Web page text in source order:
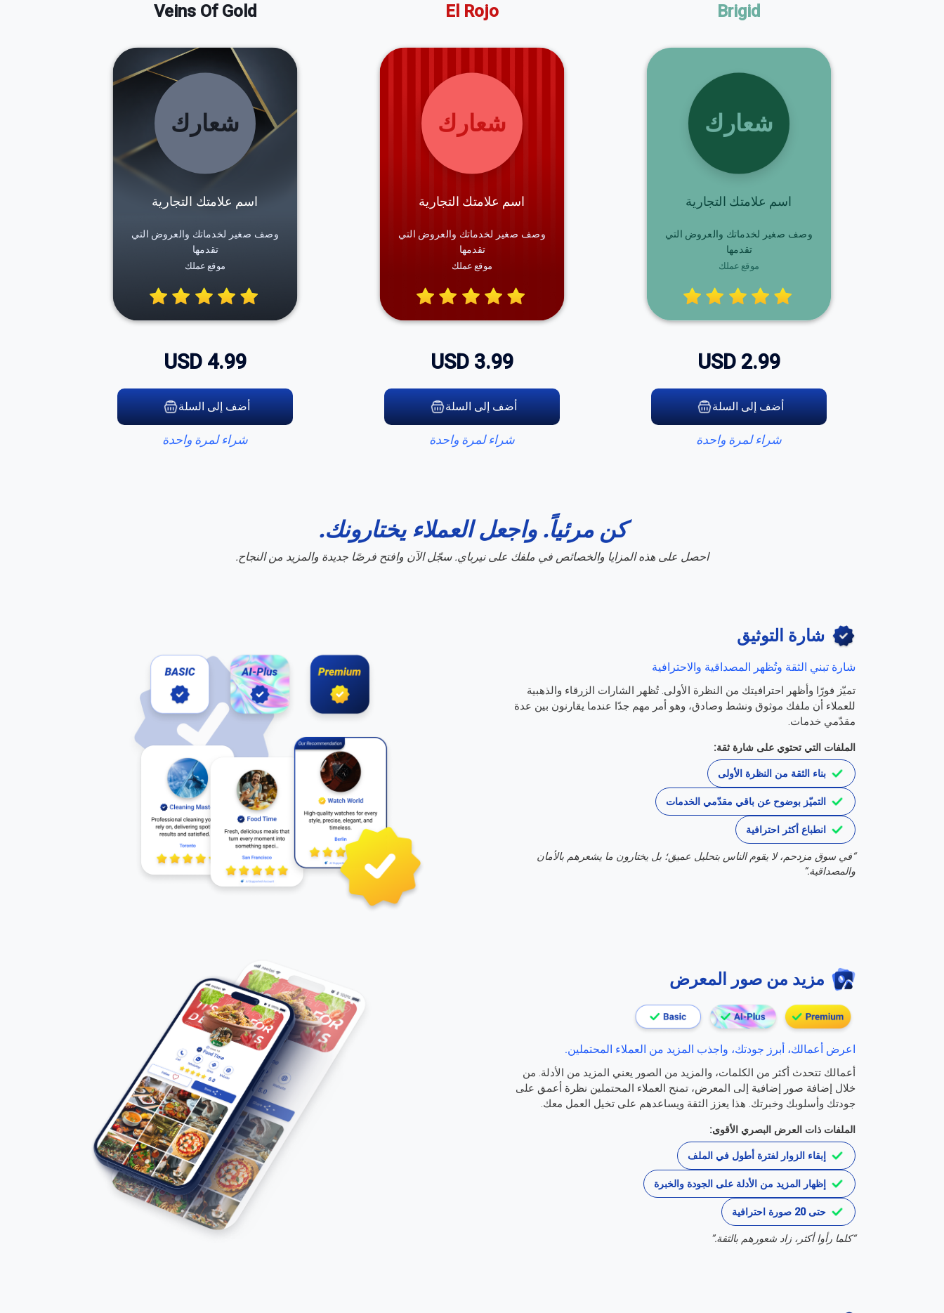
Brigid
شعارك
اسم علامتك التجارية
وصف صغير لخدماتك والعروض التي
تقدمها
موقع عملك
2.99
USD
أضف إلى السلة
شراء لمرة واحدة
El Rojo
شعارك
اسم علامتك التجارية
وصف صغير لخدماتك والعروض التي
تقدمها
موقع عملك
3.99
USD
أضف إلى السلة
شراء لمرة واحدة
Veins Of Gold
شعارك
اسم علامتك التجارية
وصف صغير لخدماتك والعروض التي
تقدمها
موقع عملك
4.99
USD
أضف إلى السلة
شراء لمرة واحدة
كن مرئياً. واجعل العملاء يختارونك.
احصل على هذه المزايا والخصائص في ملفك على نيرباي. سجّل الآن وافتح فرصًا جديدة والمزيد من النجاح.
شارة التوثيق
شارة تبني الثقة وتُظهر المصداقية والاحترافية
تميّز فورًا وأظهر احترافيتك من النظرة الأولى. تُظهر الشارات الزرقاء والذهبية
للعملاء أن ملفك موثوق ونشط وصادق، وهو أمر مهم جدًا عندما يقارنون بين عدة
مقدّمي خدمات.
الملفات التي تحتوي على شارة ثقة:
بناء الثقة من النظرة الأولى
التميّز بوضوح عن باقي مقدّمي الخدمات
انطباع أكثر احترافية
“في سوق مزدحم، لا يقوم الناس بتحليل عميق؛ بل يختارون ما يشعرهم بالأمان
والمصداقية.”
مزيد من صور المعرض
اعرض أعمالك، أبرز جودتك، واجذب المزيد من العملاء المحتملين.
أعمالك تتحدث أكثر من الكلمات، والمزيد من الصور يعني المزيد من الأدلة. من
خلال إضافة صور إضافية إلى المعرض، تمنح العملاء المحتملين نظرة أعمق على
جودتك وأسلوبك وخبرتك. هذا يعزز الثقة ويساعدهم على تخيل العمل معك.
الملفات ذات العرض البصري الأقوى:
إبقاء الزوار لفترة أطول في الملف
إظهار المزيد من الأدلة على الجودة والخبرة
حتى 20 صورة احترافية
“كلما رأوا أكثر، زاد شعورهم بالثقة.”